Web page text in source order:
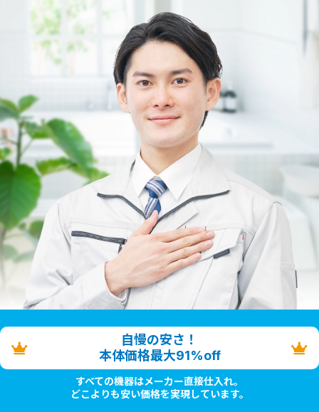
自慢の安さ！
本体価格最大91%off
すべての機器はメーカー直接仕入れ。
どこよりも安い価格を実現しています。